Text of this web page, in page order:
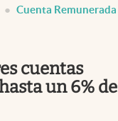
Colombia
Cuenta Remunerada
cuentas
un 6% de